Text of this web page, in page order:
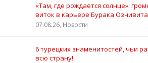
«Там, где рождается солнце»:
виток в карьере Бурака
07.08.26, Новости
6 турецких знаменитостей, чьи
всю страну!